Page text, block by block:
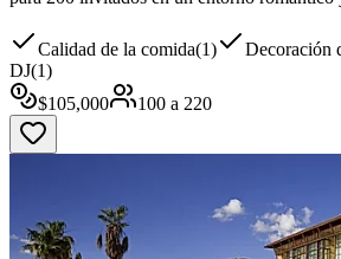
Calidad de la comida(1) Decoración
DJ(1)
$105,000 100 a 220